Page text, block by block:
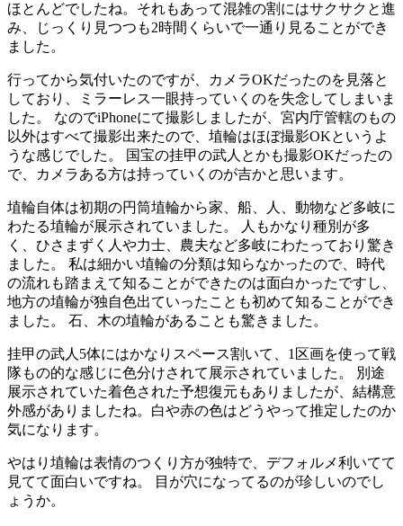
ほとんどでしたね。それもあって混雑の割にはサクサクと進
み、じっくり見つつも2時間くらいで一通り見ることができ
ました。
行ってから気付いたのですが、カメラOKだったのを見落と
しており、ミラーレス一眼持っていくのを失念してしまいま
した。 なのでiPhoneにて撮影しましたが、宮内庁管轄のもの
以外はすべて撮影出来たので、埴輪はほぼ撮影OKというよ
うな感じでした。 国宝の挂甲の武人とかも撮影OKだったの
で、カメラある方は持っていくのが吉かと思います。
埴輪自体は初期の円筒埴輪から家、船、人、動物など多岐に
わたる埴輪が展示されていました。 人もかなり種別が多
く、ひさまずく人や力士、農夫など多岐にわたっており驚き
ました。 私は細かい埴輪の分類は知らなかったので、時代
の流れも踏まえて知ることができたのは面白かったですし、
地方の埴輪が独自色出ていったことも初めて知ることができ
ました。 石、木の埴輪があることも驚きました。
挂甲の武人5体にはかなりスペース割いて、1区画を使って戦
隊もの的な感じに色分けされて展示されていました。 別途
展示されていた着色された予想復元もありましたが、結構意
外感がありましたね。白や赤の色はどうやって推定したのか
気になります。
やはり埴輪は表情のつくり方が独特で、デフォルメ利いてて
見てて面白いですね。 目が穴になってるのが珍しいのでし
ょうか。